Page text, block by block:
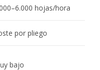
hojas/hora
por pliego
bajo